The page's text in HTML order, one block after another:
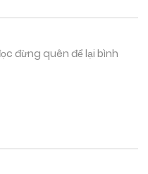
đừng quên để lại bình